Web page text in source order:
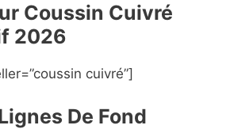
Coussin Cuivré
2026
cuivré”]
De Fond